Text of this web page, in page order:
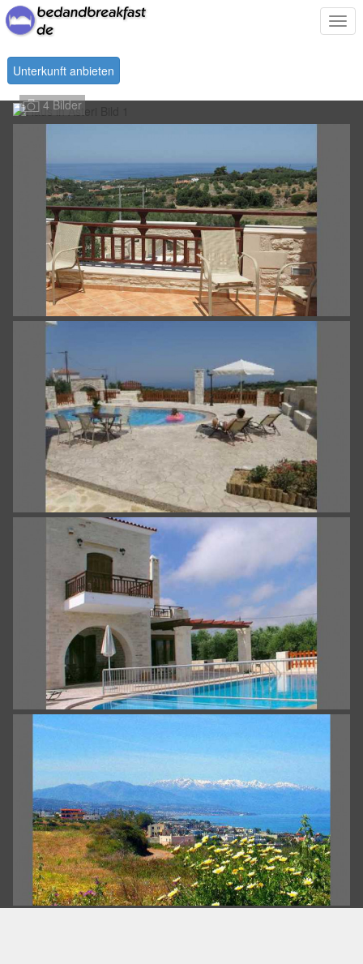
Unterkunft anbieten
4 Bilder